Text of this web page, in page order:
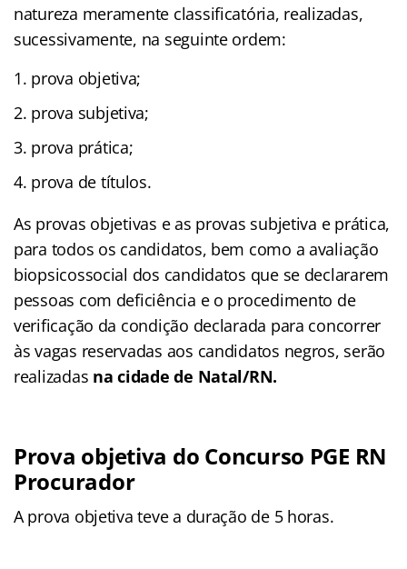
natureza meramente classificatória, realizadas,
sucessivamente, na seguinte ordem:
prova objetiva;
prova subjetiva;
prova prática;
prova de títulos.
As provas objetivas e as provas subjetiva e prática,
para todos os candidatos, bem como a avaliação
biopsicossocial dos candidatos que se declararem
pessoas com deficiência e o procedimento de
verificação da condição declarada para concorrer
às vagas reservadas aos candidatos negros, serão
realizadas na cidade de Natal/RN.
Prova objetiva do Concurso PGE RN
Procurador
A prova objetiva teve a duração de 5 horas.